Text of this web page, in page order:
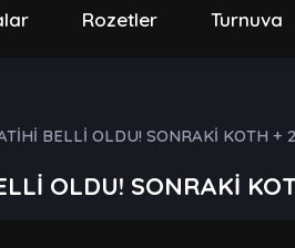
Rozetler Turnuva
BELLİ OLDU! SONRAKİ KOTH
OLDU! SONRAKİ